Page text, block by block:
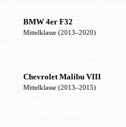
BMW 4er F32
Mittelklasse (2013–2020)
Chevrolet Malibu VIII
Mittelklasse (2013–2015)